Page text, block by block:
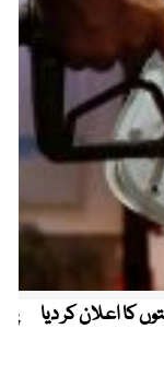
کا اعلان کر دیا